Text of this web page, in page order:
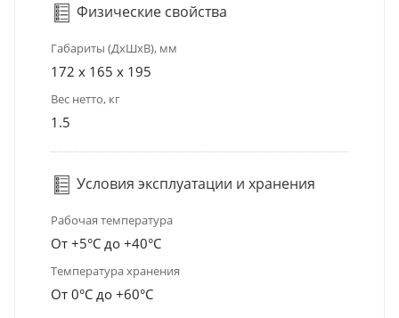
Физические свойства
Габариты (ДхШхВ), мм
172 x 165 x 195
Вес нетто, кг
1.5
Условия эксплуатации и хранения
Рабочая температура
От +5°С до +40°С
Температура хранения
От 0°С до +60°С